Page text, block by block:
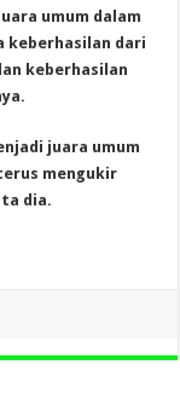
umum dalam
keberhasilan dari
keberhasilan
juara umum
mengukir
dia.